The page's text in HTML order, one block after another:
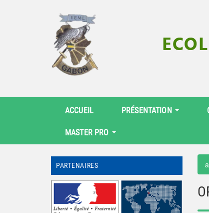
ACCUEIL PRÉSENTATION
MASTER PRO
PARTENAIRES